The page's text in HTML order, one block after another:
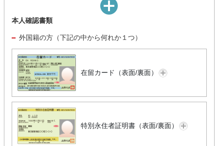
本人確認書類
外国籍の方（下記の中から何れか１つ）
在留カード（表面/裏面）
特別永住者証明書（表面/裏面）